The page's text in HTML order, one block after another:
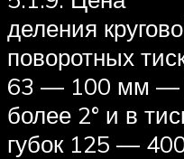
деления
поворотных
63 — 100 мм —
более 2° и в
губок 125 —